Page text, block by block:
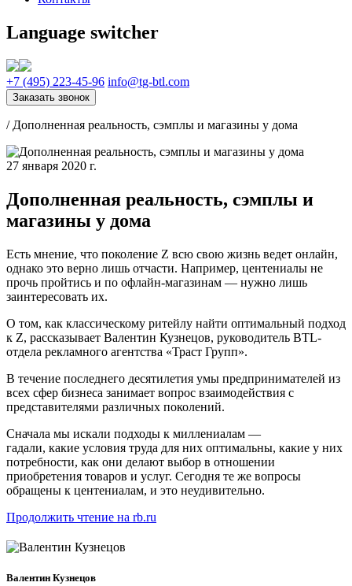
Language switcher
+7 (495) 223-45-96 info@tg-btl.com
Заказать звонок
/ Дополненная реальность, сэмплы и магазины у дома
27 января 2020 г.
Дополненная реальность, сэмплы и
магазины у дома
Есть мнение, что поколение Z всю свою жизнь ведет онлайн,
однако это верно лишь отчасти. Например, центениалы не
прочь пройтись и по офлайн-магазинам — нужно лишь
заинтересовать их.
О том, как классическому ритейлу найти оптимальный подход
к Z, рассказывает Валентин Кузнецов, руководитель BTL-
отдела рекламного агентства «Траст Групп».
В течение последнего десятилетия умы предпринимателей из
всех сфер бизнеса занимает вопрос взаимодействия с
представителями различных поколений.
Сначала мы искали подходы к миллениалам —
гадали, какие условия труда для них оптимальны, какие у них
потребности, как они делают выбор в отношении
приобретения товаров и услуг. Сегодня те же вопросы
обращены к центениалам, и это неудивительно.
Продолжить чтение на rb.ru
Валентин Кузнецов